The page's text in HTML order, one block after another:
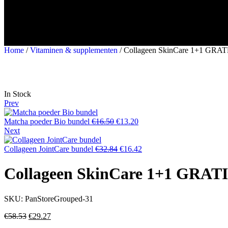
Home /Vitaminen & supplementen / Collageen SkinCare 1+1
In Stock
Prev
Matcha poeder Bio bundel €16.50 €13.20
Next
Collageen JointCare bundel €32.84 €16.42
Collageen SkinCare 1+1
SKU: PanStoreGrouped-31
€58.53 €29.27